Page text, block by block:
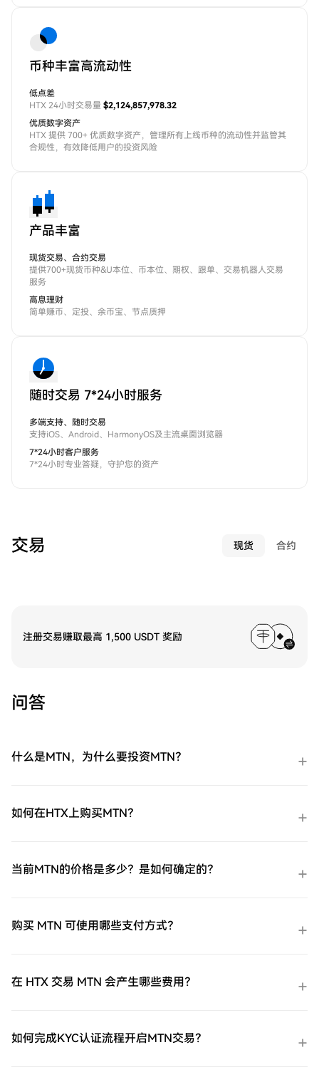
币种丰富高流动性
低点差
HTX 24小时交易量 $2,124,857,978.32
优质数字资产
HTX 提供 700+ 优质数字资产，管理所有上线币种的流动性并监管其
合规性，有效降低用户的投资风险
产品丰富
现货交易、合约交易
提供700+现货币种&U本位、币本位、期权、跟单、交易机器人交易
服务
高息理财
简单赚币、定投、余币宝、节点质押
随时交易 7*24小时服务
多端支持、随时交易
支持iOS、Android、HarmonyOS及主流桌面浏览器
7*24小时客户服务
7*24小时专业答疑，守护您的资产
交易 现货 合约
注册交易赚取最高 1,500 USDT 奖励
问答
什么是MTN，为什么要投资MTN？
如何在HTX上购买MTN？
当前MTN的价格是多少？是如何确定的？
购买 MTN 可使用哪些支付方式？
在 HTX 交易 MTN 会产生哪些费用？
如何完成KYC认证流程开启MTN交易？